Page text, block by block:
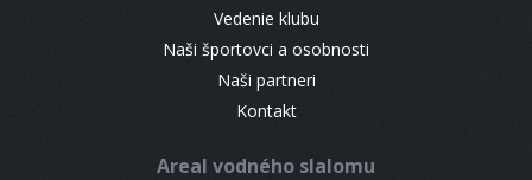
Vedenie klubu
Naši športovci a osobnosti
Naši partneri
Kontakt
Areal vodného slalomu